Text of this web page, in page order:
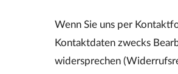
Wenn Sie uns per
Kontaktdaten zwecks
widersprechen